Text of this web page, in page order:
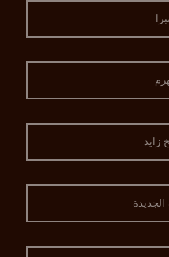
زايد